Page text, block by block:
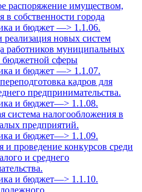
распоряжение имуществом,
в собственности города
и бюджет —> 1.1.06.
реализация новых систем
работников муниципальных
бюджетной сферы
и бюджет —> 1.1.07.
кадров для
предпринимательства.
и бюджет—> 1.1.08.
система налогообложения в
предприятий.
и бюджет—> 1.1.09.
и проведение конкурсов среди
и среднего
и бюджет—> 1.1.10.